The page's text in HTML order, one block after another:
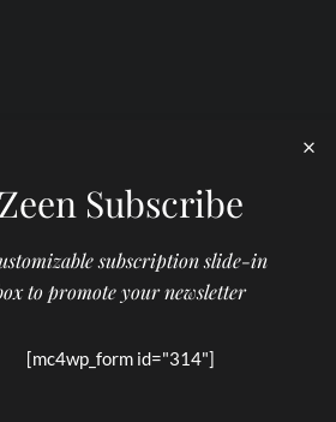
Zeen Subscribe
subscription slide-in
to promote your newsletter
[mc4wp_form id="314"]